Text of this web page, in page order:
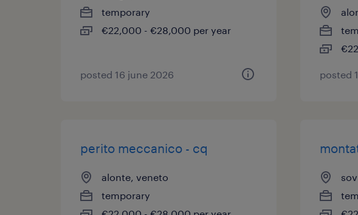
temporary
€22,000 - €28,000 per year
posted 16 june 2026 posted
perito meccanico - cq
alonte, veneto
temporary